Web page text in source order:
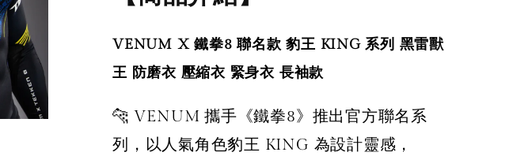
VENUM X 鐵拳8 聯名款 豹王 KING 系列 黑雷獸
王 防磨衣 壓縮衣 緊身衣 長袖款
🐆 VENUM 攜手《鐵拳8》推出官方聯名系
列，以人氣角色豹王 KING 為設計靈感，